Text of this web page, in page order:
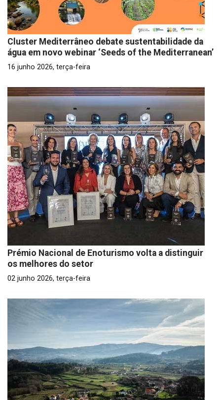
Cluster Mediterrâneo debate sustentabilidade da
água em novo webinar ‘Seeds of the Mediterranean’
16 junho 2026, terça-feira
Prémio Nacional de Enoturismo volta a distinguir
os melhores do setor
02 junho 2026, terça-feira